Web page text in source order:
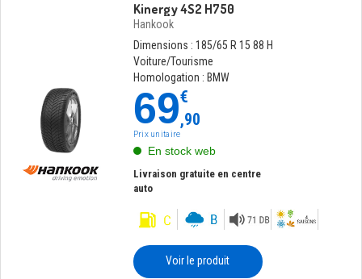
Kinergy 4S2 H750
Hankook
Dimensions : 185/65 R 15 88 H
Voiture/Tourisme
Homologation : BMW
69€
,90
Prix unitaire
En stock web
Livraison gratuite en centre
auto
Voir le produit